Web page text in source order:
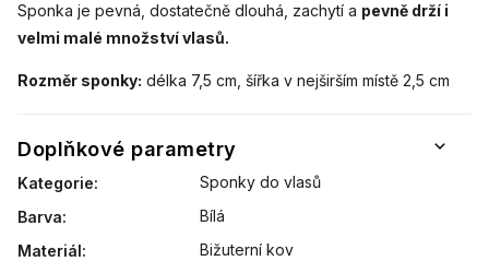
Sponka je pevná, dostatečně dlouhá, zachytí a pevně drží i
velmi malé množství vlasů.
Rozměr sponky: délka 7,5 cm, šířka v nejširším místě 2,5 cm
Doplňkové parametry
Kategorie:
Sponky do vlasů
Barva:
Bílá
Materiál:
Bižuterní kov